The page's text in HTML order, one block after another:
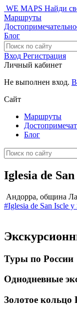
WE MAPS Найди
Маршруты
Блог
Вход Регистрация
Личный кабинет
Не выполнен вход.
Сайт
Маршруты
Блог
Iglesia de
Андорра, община
#Iglesia de San Iscle y
Туры по России
Однодневные
Золотое кольцо